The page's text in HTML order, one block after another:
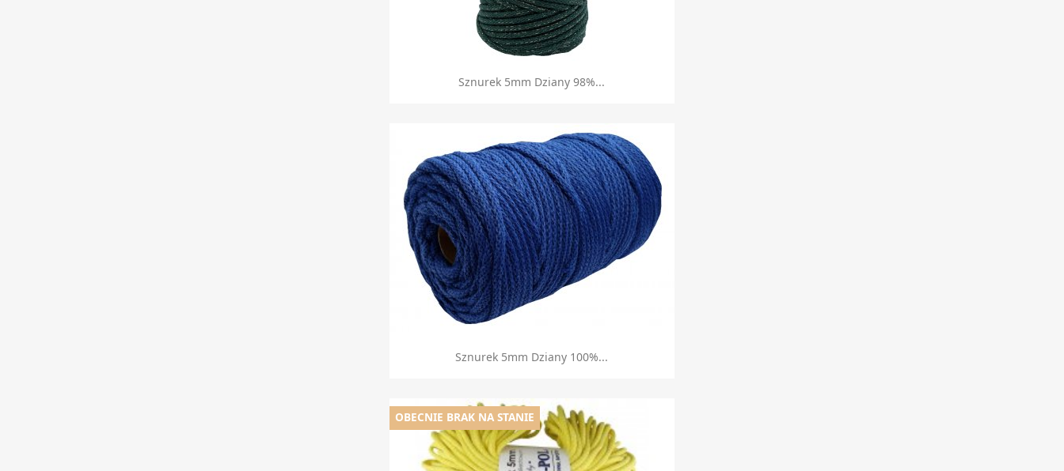
Szybki podgląd
Sznurek 5mm Dziany 98%...
Szybki podgląd
Sznurek 5mm Dziany 100%...
OBECNIE BRAK NA STANIE